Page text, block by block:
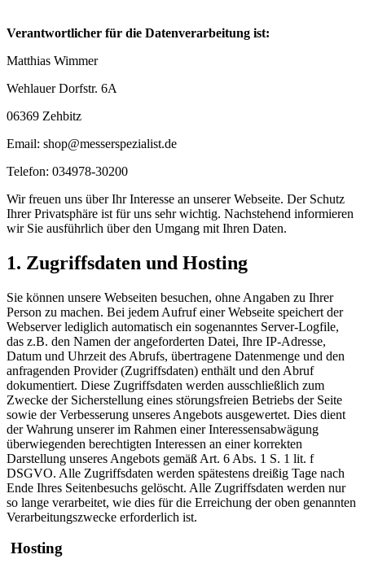
Verantwortlicher für die Datenverarbeitung ist:
Matthias Wimmer
Wehlauer Dorfstr. 6A
06369 Zehbitz
Email: shop@messerspezialist.de
Telefon: 034978-30200
Wir freuen uns über Ihr Interesse an unserer Webseite. Der Schutz
Ihrer Privatsphäre ist für uns sehr wichtig. Nachstehend informieren
wir Sie ausführlich über den Umgang mit Ihren Daten.
1. Zugriffsdaten und Hosting
Sie können unsere Webseiten besuchen, ohne Angaben zu Ihrer
Person zu machen. Bei jedem Aufruf einer Webseite speichert der
Webserver lediglich automatisch ein sogenanntes Server-Logfile,
das z.B. den Namen der angeforderten Datei, Ihre IP-Adresse,
Datum und Uhrzeit des Abrufs, übertragene Datenmenge und den
anfragenden Provider (Zugriffsdaten) enthält und den Abruf
dokumentiert. Diese Zugriffsdaten werden ausschließlich zum
Zwecke der Sicherstellung eines störungsfreien Betriebs der Seite
sowie der Verbesserung unseres Angebots ausgewertet. Dies dient
der Wahrung unserer im Rahmen einer Interessensabwägung
überwiegenden berechtigten Interessen an einer korrekten
Darstellung unseres Angebots gemäß Art. 6 Abs. 1 S. 1 lit. f
DSGVO. Alle Zugriffsdaten werden spätestens dreißig Tage nach
Ende Ihres Seitenbesuchs gelöscht. Alle Zugriffsdaten werden nur
so lange verarbeitet, wie dies für die Erreichung der oben genannten
Verarbeitungszwecke erforderlich ist.
Hosting